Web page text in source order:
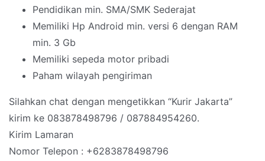
Pendidikan min. SMA/SMK Sederajat
Memiliki Hp Android min. versi 6 dengan RAM
min. 3 Gb
Memiliki sepeda motor pribadi
Paham wilayah pengiriman
Silahkan chat dengan mengetikkan “Kurir Jakarta”
kirim ke 083878498796 / 087884954260.
Kirim Lamaran
Nomor Telepon : +6283878498796